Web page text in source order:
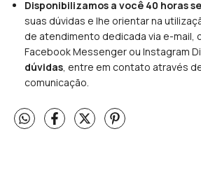
Disponibilizamos a você 40 horas
suas dúvidas e lhe orientar na
de atendimento dedicada via e-mail,
Facebook Messenger ou Instagram
dúvidas, entre em contato através
comunicação.